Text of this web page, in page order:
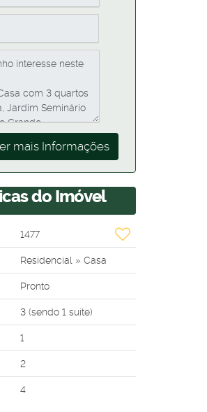
do Imóvel
1477
Residencial » Casa
Pronto
3 (sendo 1 suíte)
1
2
4